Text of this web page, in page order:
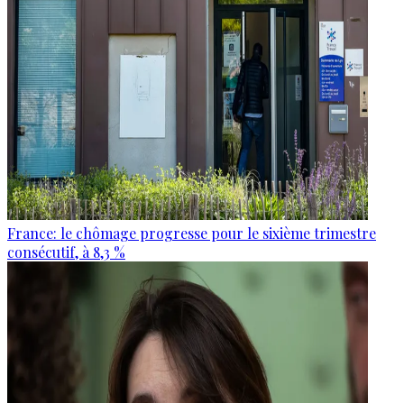
France: le chômage progresse pour le sixième trimestre
consécutif, à 8,3 %